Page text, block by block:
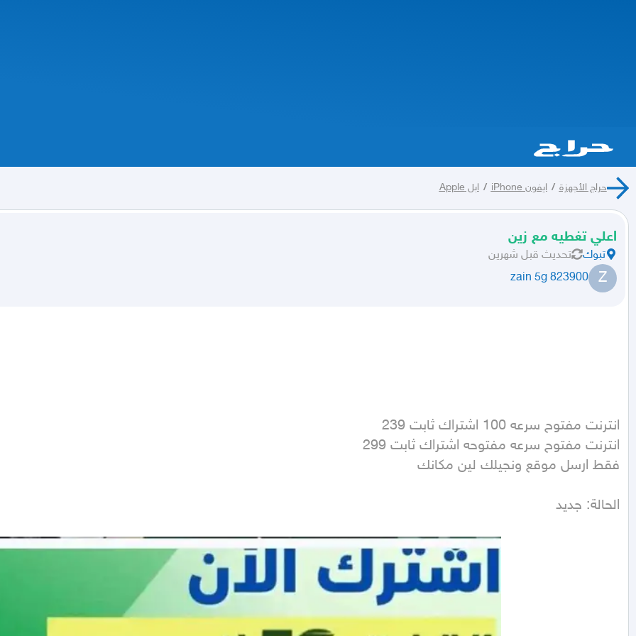
حراج الأجهزة / ايفون iPhone / ابل Apple
اعلي تغطيه مع زين
تبوك تحديث قبل شهرين
Z
zain 5g 823900
فقط ارسل موقع ونجيلك لين مكانك
الحالة: جديد